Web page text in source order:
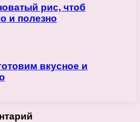
рис, чтоб
и полезно
вкусное и